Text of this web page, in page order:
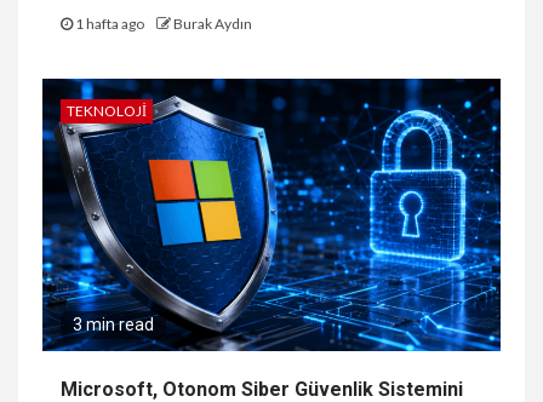
1 hafta ago Burak Aydın
TEKNOLOJI
3 min read
Microsoft, Otonom Siber Güvenlik Sistemini